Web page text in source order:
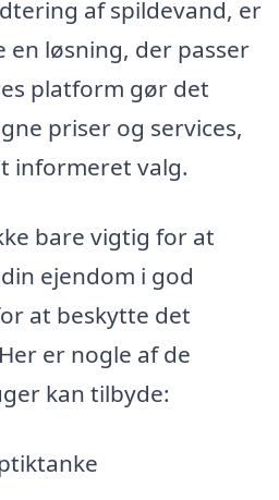
af spildevand, er
løsning, der passer
platform gør det
priser og services,
informeret valg.
bare vigtig for at
ejendom i god
at beskytte det
er nogle af de
kan tilbyde: